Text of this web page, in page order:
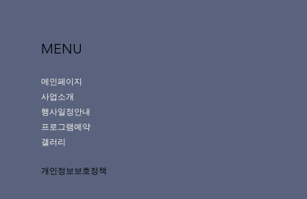
MENU
메인페이지
사업소개
행사일정안내
프로그램예약
갤러리
개인정보보호정책